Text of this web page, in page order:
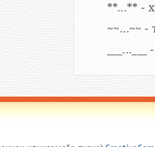
**...** -
~~...~~